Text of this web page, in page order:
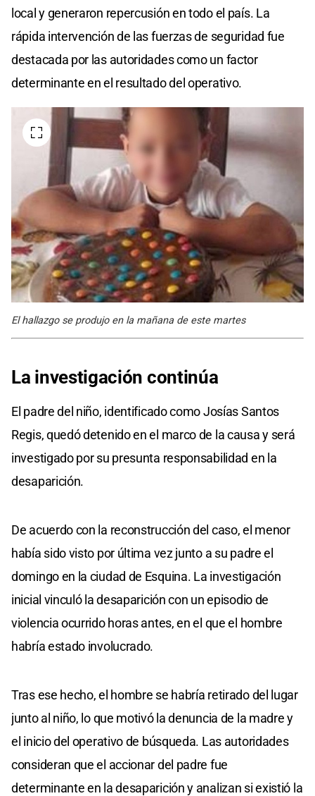
local y generaron repercusión en todo el país. La
rápida intervención de las fuerzas de seguridad fue
destacada por las autoridades como un factor
determinante en el resultado del operativo.
El hallazgo se produjo en la mañana de este martes
La investigación continúa
El padre del niño, identificado como Josías Santos
Regis, quedó detenido en el marco de la causa y será
investigado por su presunta responsabilidad en la
desaparición.
De acuerdo con la reconstrucción del caso, el menor
había sido visto por última vez junto a su padre el
domingo en la ciudad de Esquina. La investigación
inicial vinculó la desaparición con un episodio de
violencia ocurrido horas antes, en el que el hombre
habría estado involucrado.
Tras ese hecho, el hombre se habría retirado del lugar
junto al niño, lo que motivó la denuncia de la madre y
el inicio del operativo de búsqueda. Las autoridades
consideran que el accionar del padre fue
determinante en la desaparición y analizan si existió la